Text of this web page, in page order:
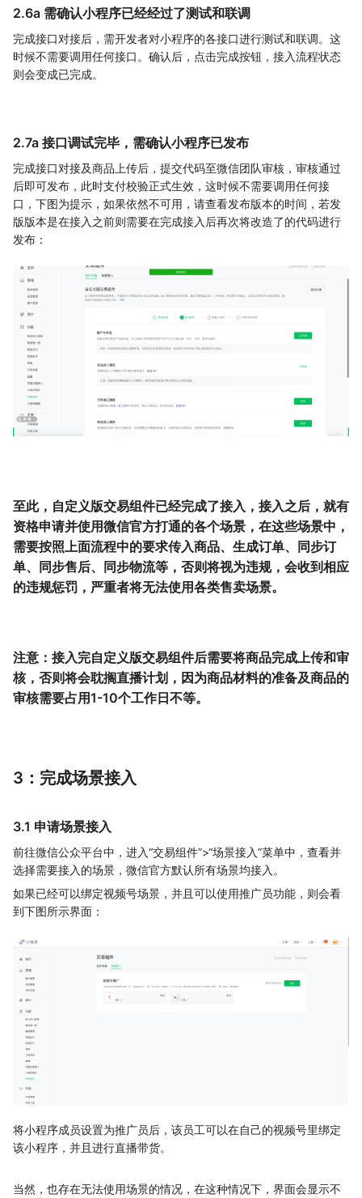
2.6a 需确认小程序已经经过了测试和联调
完成接口对接后，需开发者对小程序的各接口进行测试和联调。这
时候不需要调用任何接口。确认后，点击完成按钮，接入流程状态
则会变成已完成。
2.7a 接口调试完毕，需确认小程序已发布
完成接口对接及商品上传后，提交代码至微信团队审核，审核通过
后即可发布，此时支付校验正式生效，这时候不需要调用任何接
口，下图为提示，如果依然不可用，请查看发布版本的时间，若发
版版本是在接入之前则需要在完成接入后再次将改造了的代码进行
发布：
至此，自定义版交易组件已经完成了接入，接入之后，就有
资格申请并使用微信官方打通的各个场景，在这些场景中，
需要按照上面流程中的要求传入商品、生成订单、同步订
单、同步售后、同步物流等，否则将视为违规，会收到相应
的违规惩罚，严重者将无法使用各类售卖场景。
注意：接入完自定义版交易组件后需要将商品完成上传和审
核，否则将会耽搁直播计划，因为商品材料的准备及商品的
审核需要占用1-10个工作日不等。
3：完成场景接入
3.1 申请场景接入
前往微信公众平台中，进入“交易组件”>“场景接入”菜单中，查看并
选择需要接入的场景，微信官方默认所有场景均接入。
如果已经可以绑定视频号场景，并且可以使用推广员功能，则会看
到下图所示界面：
将小程序成员设置为推广员后，该员工可以在自己的视频号里绑定
该小程序，并且进行直播带货。
当然，也存在无法使用场景的情况，在这种情况下，界面会显示不